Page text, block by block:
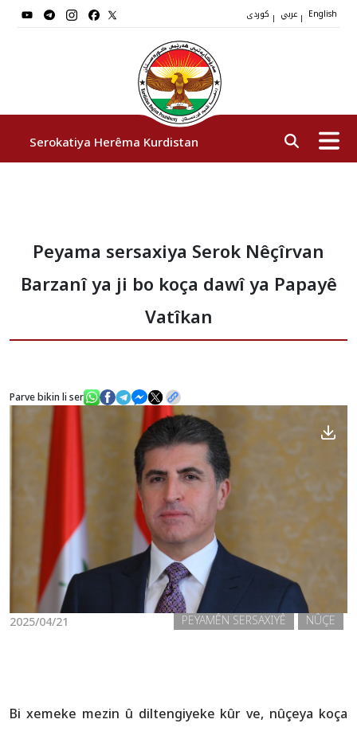
| | English
Serokatiya Herêma Kurdistan
Cîgirên Serok
Nûçe
Galerî
Peyama sersaxiya Serok Nêçîrvan
Barzanî ya ji bo koça dawî ya Papayê
Vatîkan
Parve bikin li ser
2025/04/21 NÛÇE
PEYAMÊN SERSAXIYÊ
Bi xemeke mezin û diltengiyeke kûr ve, nûçeya koça